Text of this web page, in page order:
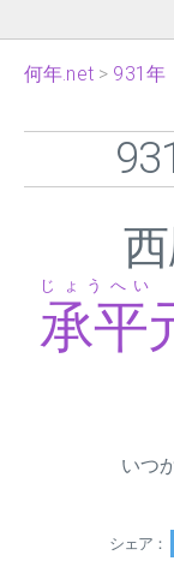
何年.net 931年
931
承平
じょうへい
いつ
シェア：